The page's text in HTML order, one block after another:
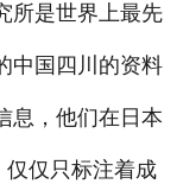
是世界上最先
中国四川的资料
息，他们在日本
仅仅只标注着成